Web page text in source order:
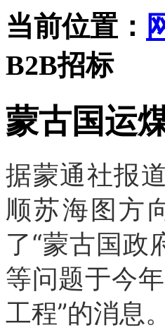
当前位置：
B2B招标
蒙古国运
据蒙通社报
顺苏海图方
了“蒙古国政
等问题于今
工程”的消息。